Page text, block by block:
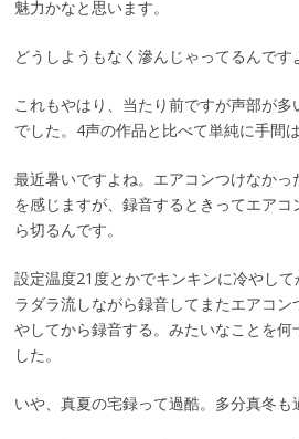
魅力かなと思います。
どうしようもなく滲んじゃってるんです
これもやはり、当たり前ですが声部が
でした。4声の作品と比べて単純に手間は
最近暑いですよね。エアコンつけなか
を感じますが、録音するときってエア
ら切るんです。
設定温度21度とかでキンキンに冷やし
ラダラ流しながら録音してまたエアコ
やしてから録音する。みたいなことを何
した。
いや、真夏の宅録って過酷。多分真冬も